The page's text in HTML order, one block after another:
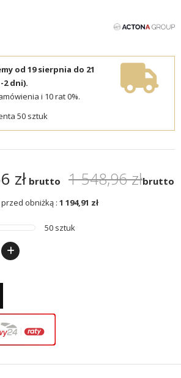
od 19 sierpnia do 21
2 dni).
i 10 rat 0%.
50 sztuk
zł brutto 1 548,96 złbrutto
obniżką : 1 194,91 zł
50 sztuk